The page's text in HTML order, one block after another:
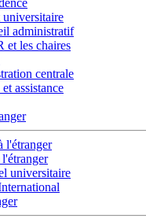
universitaire
administratif
et les chaires
centrale
assistance
l'étranger
l'étranger
universitaire